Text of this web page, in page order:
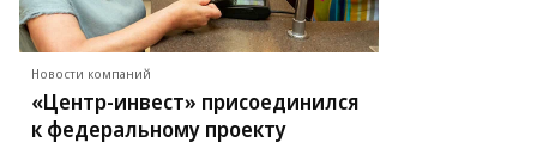
Новости компаний
«Центр-инвест» присоединился
к федеральному проекту